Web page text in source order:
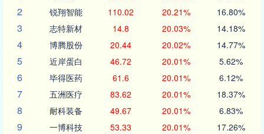
2 锐翔智能 110.02 20.21% 16.80%
3 志特新材 14.8 20.03% 14.18%
4 博腾股份 20.44 20.02% 14.77%
5 近岸蛋白 46.72 20.01% 5.62%
6 毕得医药 61.6 20.01% 6.12%
7 五洲医疗 83.62 20.01% 18.37%
8 耐科装备 49.67 20.01% 6.83%
9 一博科技 53.33 20.01% 17.26%